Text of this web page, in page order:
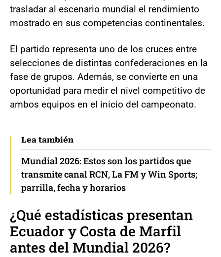
trasladar al escenario mundial el rendimiento
mostrado en sus competencias continentales.
El partido representa uno de los cruces entre
selecciones de distintas confederaciones en la
fase de grupos. Además, se convierte en una
oportunidad para medir el nivel competitivo de
ambos equipos en el inicio del campeonato.
Lea también
Mundial 2026: Estos son los partidos que
transmite canal RCN, La FM y Win Sports;
parrilla, fecha y horarios
¿Qué estadísticas presentan
Ecuador y Costa de Marfil
antes del Mundial 2026?